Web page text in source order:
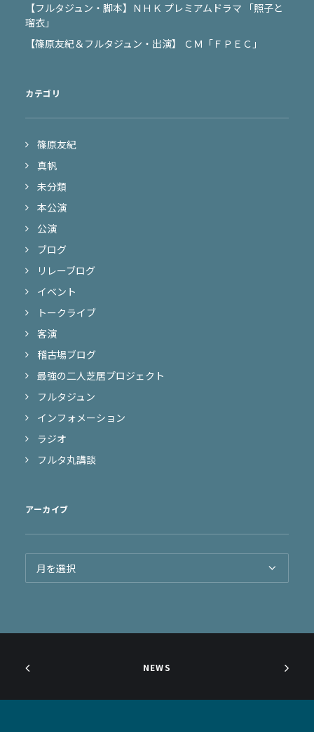
【フルタジュン・脚本】ＮＨＫ プレミアムドラマ 「照子と
瑠衣」
【篠原友紀＆フルタジュン・出演】 ＣＭ「ＦＰＥＣ」
カテゴリ
篠原友紀
真帆
未分類
本公演
公演
ブログ
リレーブログ
イベント
トークライブ
客演
稽古場ブログ
最強の二人芝居プロジェクト
フルタジュン
インフォメーション
ラジオ
フルタ丸講談
アーカイブ
NEWS